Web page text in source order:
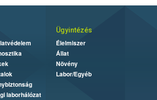
laborhálózat
Ügyintézés
Élelmiszer
Állat
Növény
Labor/Egyéb